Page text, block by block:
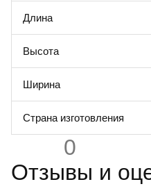
Длина
Высота
Ширина
Страна изготовления
0
Отзывы и